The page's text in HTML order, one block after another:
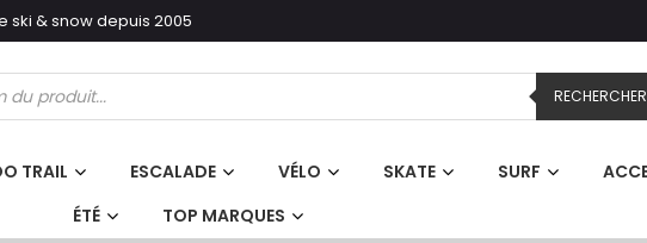
ski & snow depuis 2005
RECHERCHER
TRAIL ESCALADE VÉLO SKATE SURF
ÉTÉ
TOP MARQUES